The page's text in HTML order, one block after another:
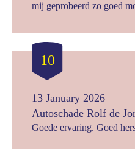
mij geprobeerd zo goed
10
13 January 2026
Autoschade Rolf de
Goede ervaring. Goed